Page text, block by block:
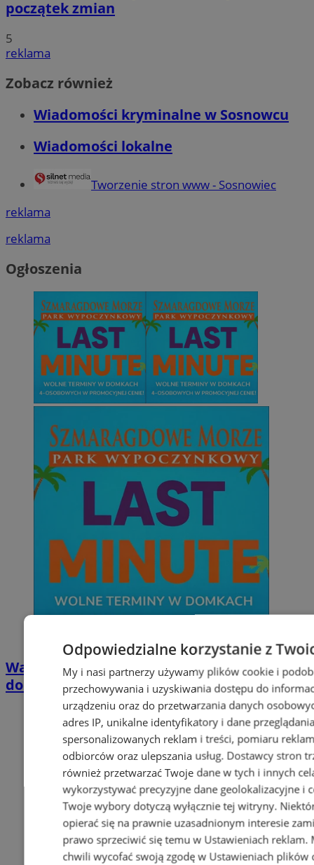
początek zmian
5
reklama
Zobacz również
Wiadomości kryminalne w Sosnowcu
Wiadomości lokalne
Tworzenie stron www - Sosnowiec
reklama
reklama
Ogłoszenia
Wakacyjny wypoczynek nad Bałtykiem w
domkach Szmaragdowe Morze
Odpowiedzialne korzystanie z
My i nasi partnerzy używamy plików cookie i
przechowywania i uzyskiwania dostępu do
urządzeniu oraz do przetwarzania danych
adres IP, unikalne identyfikatory i dane
spersonalizowanych reklam i treści, pomiaru
odbiorców oraz ulepszania usług. Dostawcy stron
również przetwarzać Twoje dane w tych i innych
wykorzystywać precyzyjne dane geolokalizacyjne i
Twoje wybory dotyczą wyłącznie tej witryny.
opierać się na prawnie uzasadnionym interesie
prawo sprzeciwić się temu w Ustawieniach reklam.
chwili wycofać swoją zgodę w Ustawieniach plików